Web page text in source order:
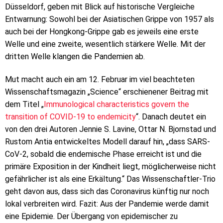
Düsseldorf, geben mit Blick auf historische Vergleiche
Entwarnung: Sowohl bei der Asiatischen Grippe von 1957 als
auch bei der Hongkong-Grippe gab es jeweils eine erste
Welle und eine zweite, wesentlich stärkere Welle. Mit der
dritten Welle klangen die Pandemien ab.
Mut macht auch ein am 12. Februar im viel beachteten
Wissenschaftsmagazin „Science“ erschienener Beitrag mit
dem Titel „Immunological characteristics govern the
transition of COVID-19 to endemicity“. Danach deutet ein
von den drei Autoren Jennie S. Lavine, Ottar N. Bjornstad und
Rustom Antia entwickeltes Modell darauf hin, „dass SARS-
CoV-2, sobald die endemische Phase erreicht ist und die
primäre Exposition in der Kindheit liegt, möglicherweise nicht
gefährlicher ist als eine Erkältung.“ Das Wissenschaftler-Trio
geht davon aus, dass sich das Coronavirus künftig nur noch
lokal verbreiten wird. Fazit: Aus der Pandemie werde damit
eine Epidemie. Der Übergang von epidemischer zu